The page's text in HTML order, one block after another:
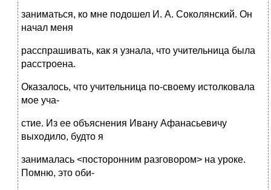
заниматься, ко мне подошел И. А. Соколянский. Он
начал меня
расспрашивать, как я узнала, что учительница была
расстроена.
Оказалось, что учительница по-своему истолковала
мое уча-
стие. Из ее объяснения Ивану Афанасьевичу
выходило, будто я
занималась <посторонним разговором> на уроке.
Помню, это оби-